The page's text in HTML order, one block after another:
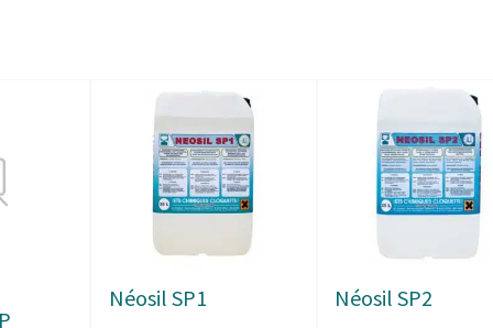
Néosil SP1 Néosil SP2